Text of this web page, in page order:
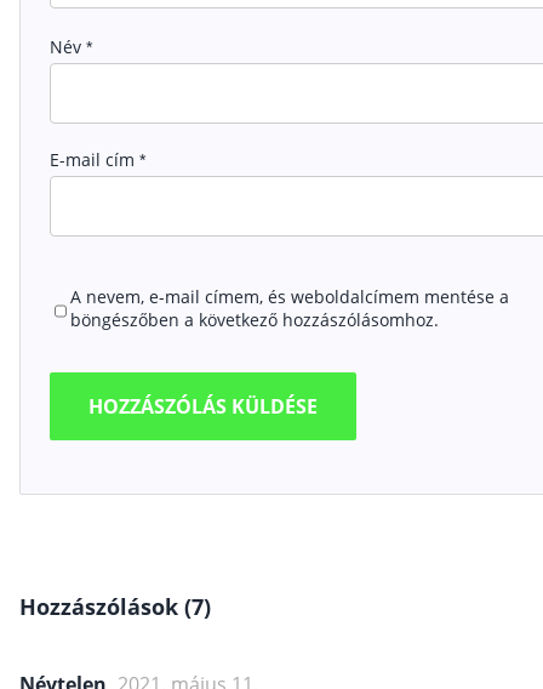
Név *
E-mail cím *
A nevem, e-mail címem, és weboldalcímem mentése a
böngészőben a következő hozzászólásomhoz.
Hozzászólások (7)